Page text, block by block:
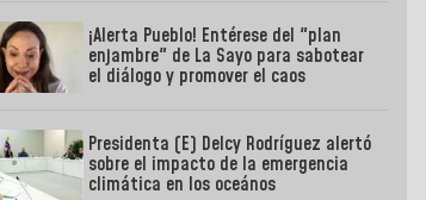
¡Alerta Pueblo! Entérese del "plan
enjambre" de La Sayo para sabotear
el diálogo y promover el caos
Presidenta (E) Delcy Rodríguez alertó
sobre el impacto de la emergencia
climática en los oceános